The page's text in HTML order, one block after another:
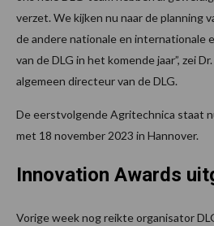
verzet. We kijken nu naar de planning
de andere nationale en internationale
van de DLG in het komende jaar”, zei
algemeen directeur van de DLG.
De eerstvolgende Agritechnica staat
met 18 november 2023 in Hannover.
Innovation Awards
Vorige week nog reikte organisator